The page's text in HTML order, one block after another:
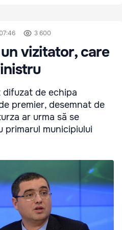
3 600
vizitator, care
de echipa
premier, desemnat de
ar urma să se
primarul municipiului